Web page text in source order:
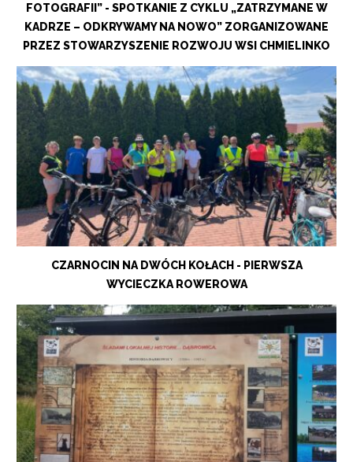
FOTOGRAFII” - SPOTKANIE Z CYKLU „ZATRZYMANE W
KADRZE – ODKRYWAMY NA NOWO” ZORGANIZOWANE
PRZEZ STOWARZYSZENIE ROZWOJU WSI CHMIELINKO
CZARNOCIN NA DWÓCH KOŁACH - PIERWSZA
WYCIECZKA ROWEROWA